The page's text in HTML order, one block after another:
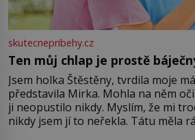
skutecnepribehy.cz
Ten můj chlap je prostě
Jsem holka Štěstěny, tvrdila moje
představila Mirka. Mohla na něm
ji neopustilo nikdy. Myslím, že mi
nikdy jsem jí to neřekla. Tátu měla